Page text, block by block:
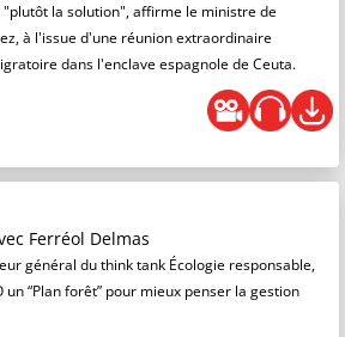
la solution", affirme le ministre de
à l'issue d'une réunion extraordinaire
dans l'enclave espagnole de Ceuta.
Ferréol Delmas
général du think tank Écologie responsable,
un “Plan forêt” pour mieux penser la gestion